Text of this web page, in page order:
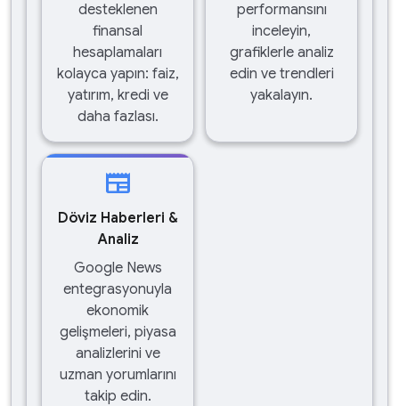
desteklenen
finansal
hesaplamaları
kolayca yapın: faiz,
yatırım, kredi ve
daha fazlası.
performansını
inceleyin,
grafiklerle analiz
edin ve trendleri
yakalayın.
newspaper
Döviz Haberleri &
Analiz
Google News
entegrasyonuyla
ekonomik
gelişmeleri, piyasa
analizlerini ve
uzman yorumlarını
takip edin.